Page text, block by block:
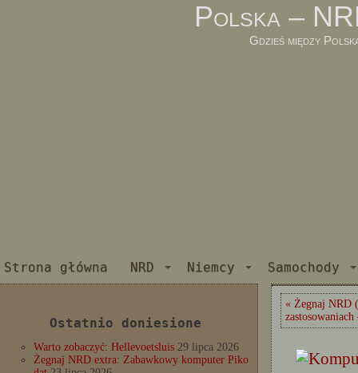
Polska –
Gdzieś między
Strona główna NRD Niemcy Samochody
Ostatnio doniesione
Warto zobaczyć: Hellevoetsluis 29 lipca 2026
Żegnaj NRD extra: Zabawkowy komputer Piko
« Żegnaj NRD